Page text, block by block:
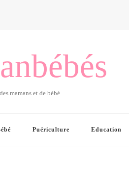
mamans et de bébé
Puériculture Education